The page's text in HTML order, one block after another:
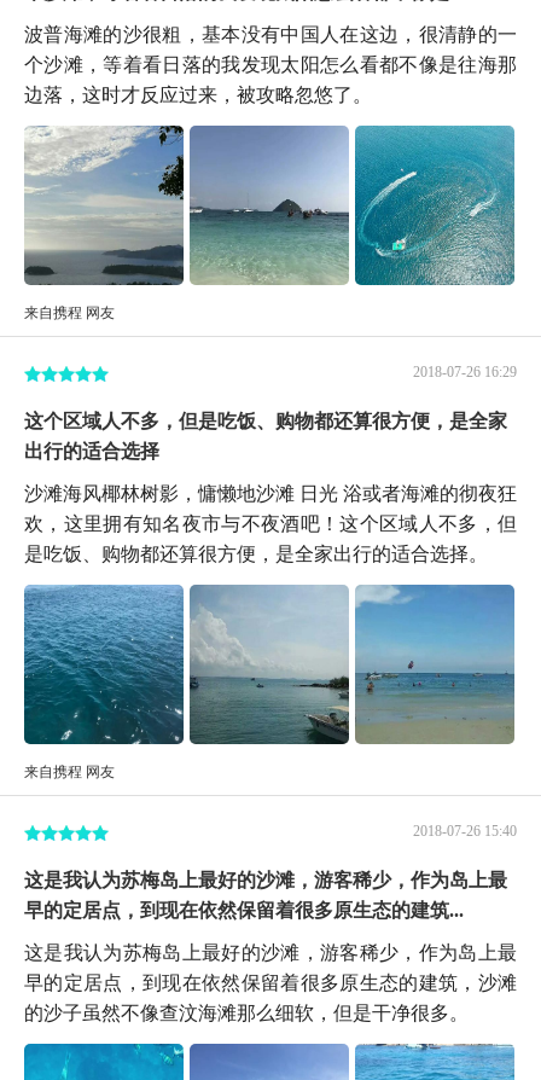
波普海滩的沙很粗，基本没有中国人在这边，很清静的一
个沙滩，等着看日落的我发现太阳怎么看都不像是往海那
边落，这时才反应过来，被攻略忽悠了。
来自携程 网友
2018-07-26 16:29
这个区域人不多，但是吃饭、购物都还算很方便，是全家
出行的适合选择
沙滩海风椰林树影，慵懒地沙滩 日光 浴或者海滩的彻夜狂
欢，这里拥有知名夜市与不夜酒吧！这个区域人不多，但
是吃饭、购物都还算很方便，是全家出行的适合选择。
来自携程 网友
2018-07-26 15:40
这是我认为苏梅岛上最好的沙滩，游客稀少，作为岛上最
早的定居点，到现在依然保留着很多原生态的建筑...
这是我认为苏梅岛上最好的沙滩，游客稀少，作为岛上最
早的定居点，到现在依然保留着很多原生态的建筑，沙滩
的沙子虽然不像查汶海滩那么细软，但是干净很多。